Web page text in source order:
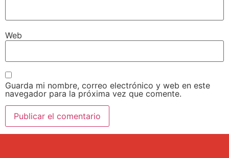
Web
Guarda mi nombre, correo electrónico y web en este
navegador para la próxima vez que comente.